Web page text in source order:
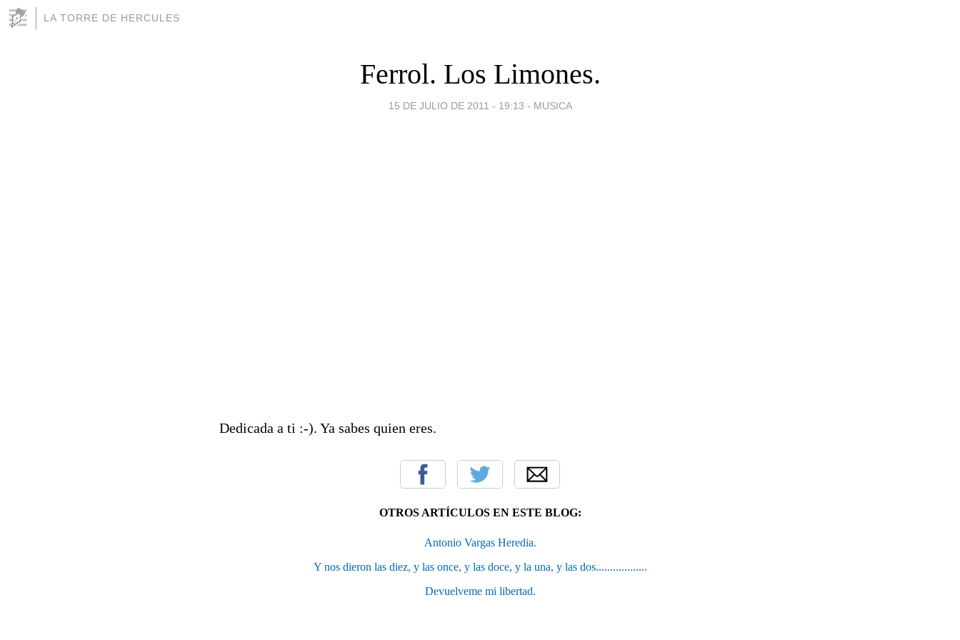
LA TORRE DE HERCULES
Ferrol. Los Limones.
15 DE JULIO DE 2011 - 19:13 - MUSICA
Dedicada a ti :-). Ya sabes quien eres.
OTROS ARTÍCULOS EN ESTE BLOG:
Antonio Vargas Heredia.
Y nos dieron las diez, y las once, y las doce, y la una, y las dos..................
Devuelveme mi libertad.